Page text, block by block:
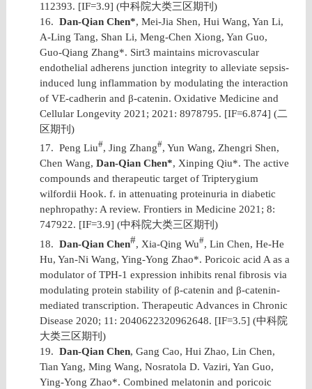
112393. [IF=3.9] (中科院大类三区期刊 )
16. Dan-Qian Chen*, Mei-Jia Shen, Hui Wang, Yan Li,
A-Ling Tang, Shan Li, Meng-Chen Xiong, Yan Guo,
Guo-Qiang Zhang*. Sirt3 maintains microvascular
endothelial adherens junction integrity to alleviate sepsis-
induced lung inflammation by modulating the interaction
of VE-cadherin and β-catenin. Oxidative Medicine and
Cellular Longevity 2021; 2021: 8978795. [IF=6.874] (二
区期刊 )
17. Peng Liu#, Jing Zhang#, Yun Wang, Zhengri Shen,
Chen Wang, Dan-Qian Chen*, Xinping Qiu*. The active
compounds and therapeutic target of Tripterygium
wilfordii Hook. f. in attenuating proteinuria in diabetic
nephropathy: A review. Frontiers in Medicine 2021; 8:
747922. [IF=3.9] (中科院大类三区期刊 )
18. Dan-Qian Chen#, Xia-Qing Wu#, Lin Chen, He-He
Hu, Yan-Ni Wang, Ying-Yong Zhao*. Poricoic acid A as a
modulator of TPH-1 expression inhibits renal fibrosis via
modulating protein stability of β-catenin and β-catenin-
mediated transcription. Therapeutic Advances in Chronic
Disease 2020; 11: 2040622320962648. [IF=3.5] (中科院
大类三区期刊 )
19. Dan-Qian Chen, Gang Cao, Hui Zhao, Lin Chen,
Tian Yang, Ming Wang, Nosratola D. Vaziri, Yan Guo,
Ying-Yong Zhao*. Combined melatonin and poricoic